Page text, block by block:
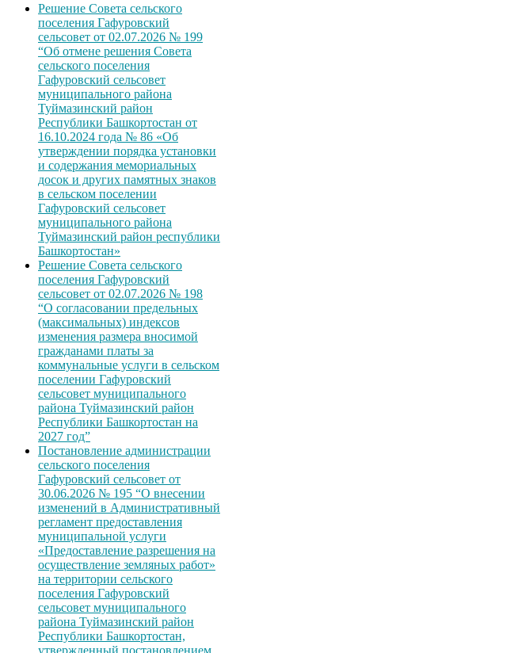
Решение Совета сельского
поселения Гафуровский
сельсовет от 02.07.2026 № 199
“Об отмене решения Совета
сельского поселения
Гафуровский сельсовет
муниципального района
Туймазинский район
Республики Башкортостан от
16.10.2024 года № 86 «Об
утверждении порядка установки
и содержания мемориальных
досок и других памятных знаков
в сельском поселении
Гафуровский сельсовет
муниципального района
Туймазинский район республики
Башкортостан»
Решение Совета сельского
поселения Гафуровский
сельсовет от 02.07.2026 № 198
“О согласовании предельных
(максимальных) индексов
изменения размера вносимой
гражданами платы за
коммунальные услуги в сельском
поселении Гафуровский
сельсовет муниципального
района Туймазинский район
Республики Башкортостан на
2027 год”
Постановление администрации
сельского поселения
Гафуровский сельсовет от
30.06.2026 № 195 “О внесении
изменений в Административный
регламент предоставления
муниципальной услуги
«Предоставление разрешения на
осуществление земляных работ»
на территории сельского
поселения Гафуровский
сельсовет муниципального
района Туймазинский район
Республики Башкортостан,
утвержденный постановлением